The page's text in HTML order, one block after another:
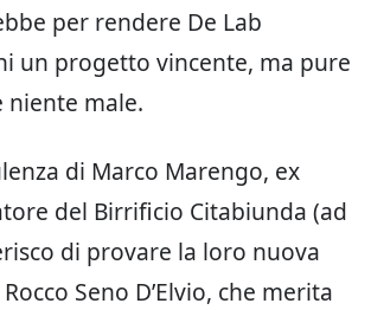
per rendere De Lab
un progetto vincente, ma pure
niente male.
di Marco Marengo, ex
del Birrificio Citabiunda (ad
di provare la loro nuova
Seno D’Elvio, che merita